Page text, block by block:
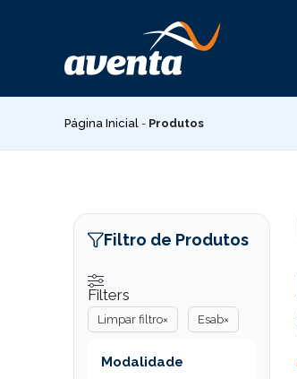
conteúdo
Página Inicial - Produtos
Filtro de Produtos
Filters
Limpar filtro× Esab×
Modalidade